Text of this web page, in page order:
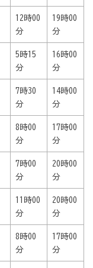
12時00
分
19時00
分
5時15
分
16時00
分
7時30
分
14時00
分
8時00
分
17時00
分
7時00
分
20時00
分
11時00
分
20時00
分
8時00
分
17時00
分